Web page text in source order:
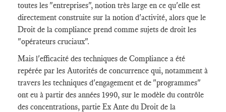
toutes les "entreprises", notion très large en ce qu'elle est
directement construite sur la notion d'activité, alors que le
Droit de la compliance prend comme sujets de droit les
"opérateurs cruciaux".
Mais l'efficacité des techniques de Compliance a été
repérée par les Autorités de concurrence qui, notamment à
travers les techniques d'engagement et de "programmes"
ont eu à partir des années 1990, sur le modèle du contrôle
des concentrations, partie Ex Ante du Droit de la